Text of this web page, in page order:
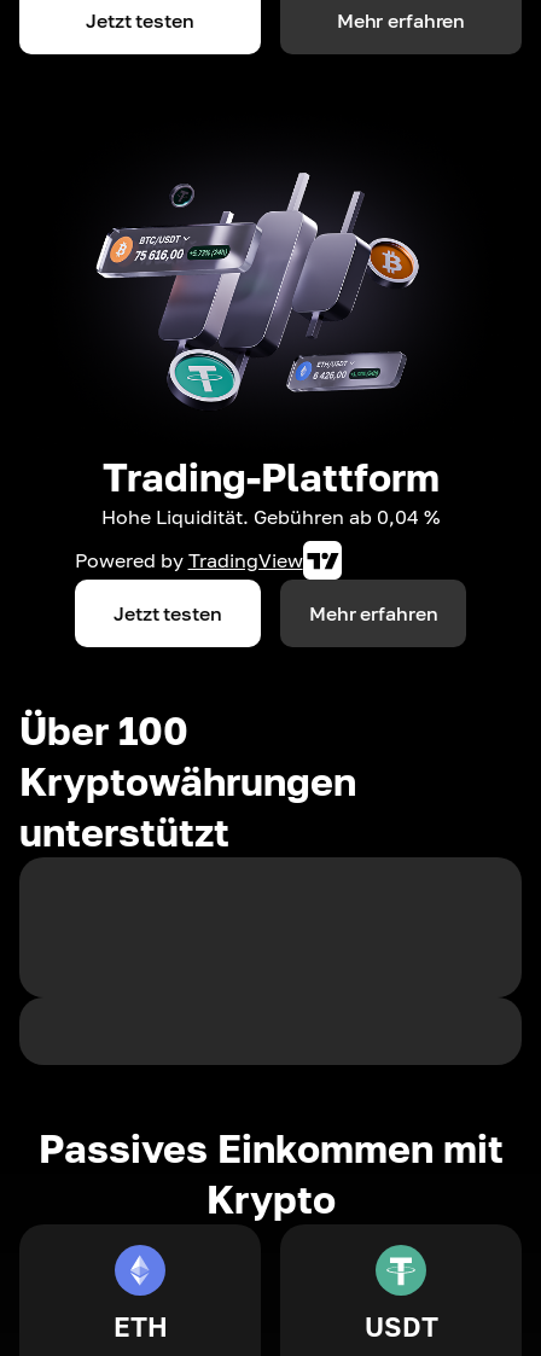
Jetzt testen Mehr erfahren
Trading-Plattform
Hohe Liquidität. Gebühren ab 0,04 %
Powered by TradingView
Jetzt testen Mehr erfahren
Über 100
Kryptowährungen
unterstützt
Passives Einkommen mit
Krypto
ETH USDT